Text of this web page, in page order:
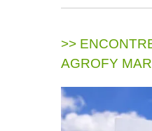
>>
AGROFY